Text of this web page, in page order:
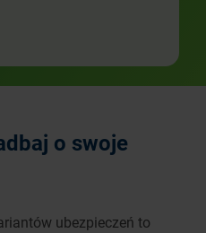
o swoje
ubezpieczeń to